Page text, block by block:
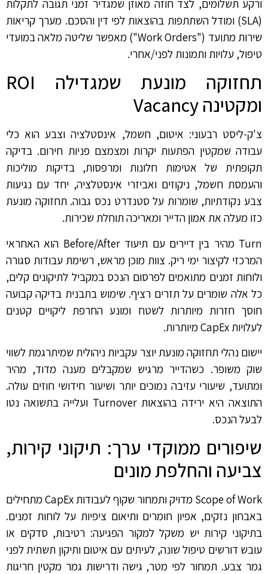
ורקע תשלומים, לצד חוזה מאוזן שמגדיר זמני תגובה לתקלות
(SLA) ומודל השתתפות בהוצאות לפי דין והסכם. מערך קריאות
שירות מתועד ("Work Orders") מאפשר שליטה מלאה במועדי
טיפול, עלויות ותמונות לפני/אחרי.
תחזוקה מונעת שמגדילה ROI
ומקטינה Vacancy
צ'ק-ליסט רבעוני: איטום, חשמל, אינסטלציה וצבע הוא כלי
עבודה שמקטין הפתעות יקרות ומצמצם פניות חירום. בדיקה
תקופתית של אטימות חלונות ומרפסות, בדיקות מוליכות
והעמסת חשמל, ניקוזים ואביזרי אינסטלציה, יחד עם נגיעות
צבע נקודתיות, שומרות על סטנדרט נכס גבוה. תחזוקה מונעת
כזו מעלה את אמון הדייר ומאריכה תוחלת שכירות.
Turn מהיר בין דיירים עם תיעוד Before/After הוא האחראי
המרכזי לקיצור ימי ריק. צוות מוכן מראש, רשימת עבודות סגורה
ולוחות זמנים מתואמים לפרסום הנכס במקביל לתיקונים קלים,
כל אלה שומרים על תזרים רציף. שימוש בתבנית בדיקה קבועה
חוסך חזרות מיותרות לשטח ומונע החרפת ליקויים קטנים
לעלויות CapEx מיותרות.
יישום נהלי תחזוקה מונעת יוצר עקביות ניהולית שמיתרגמת לשווי
שוק משופר. כשהדייר מרגיש שמקבלים מענה מדוד, מהיר
ומתועד, שיעורי עזיבה נמוכים יותר ושיעור חידושי חוזים עולה.
התוצאה היא ירידה בהוצאות Turnover ועלייה בתשואה נטו
לבעל הנכס.
שיפורים ממוקדי ערך: תיקוני קירות,
צביעה והחלפת מונים
Scope of Work מדויק ותמחור שקוף לעבודות CapEx מתחילים
באבחון נזקים, אפיון חומרים ותיאום ציפיות על לוחות זמנים.
בתיקוני קירות יש משקל למקור הפגיעה: רטיבות, סדקים או
עובש דורשים טיפול שונה, לעיתים עם איטום ותיקון תשתית לפני
גמר צבע. תמחור לפי מטר, גישה ודרישות גמר מקטין חריגות